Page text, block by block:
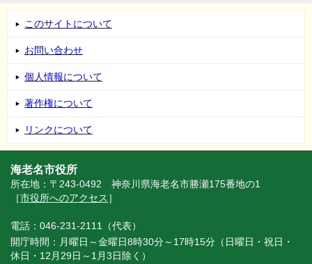
このサイトについて
お問い合わせ
個人情報について
著作権について
リンクについて
海老名市役所
所在地：〒243-0492 神奈川県海老名市勝瀬175番地の1
［市役所へのアクセス ］
電話：046-231-2111（代表）
開庁時間：月曜日～金曜日8時30分～17時15分（日曜日・祝日・
休日・12月29日～1月3日除く）